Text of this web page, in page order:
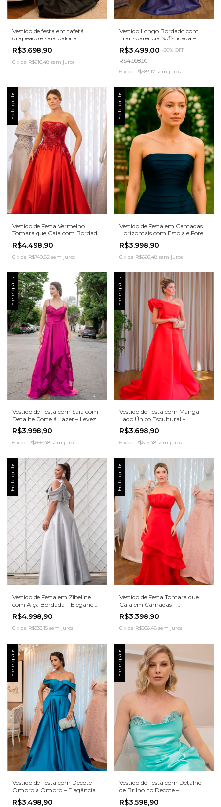
Vestido de festa em tafetá
drapeado e saia balone
R$3.698,90
6 x de R$616,48 sem juros
Vestido Longo Bordado com
Transparência Sofisticada –
Modernidade com Elegância
R$3.499,00 -30% OFF
R$4.998,90
6 x de R$583,17 sem juros
Frete grátis
Vestido de Festa Vermelho
Tomara que Caia com Bordado
á mão – Elegância com
Impacto
R$4.498,90
6 x de R$749,82 sem juros
Frete grátis
Vestido de Festa em Camadas
Horizontais com Estola e Fores
Removíveis – Elegância
Atemporal com Design
Contemporâneo
R$3.998,90
6 x de R$666,48 sem juros
Frete grátis
Vestido de Festa com Saia com
Detalhe Corte á Lazer – Leveza
e Movimento com Toque
Moderno
R$3.998,90
6 x de R$666,48 sem juros
Frete grátis
Vestido de Festa com Manga
Lado Único Escultural –
Imponência Moderna com
Elegância Atemporal
R$3.698,90
6 x de R$616,48 sem juros
Frete grátis
Vestido de Festa em Zibeline
com Alça Bordada – Elegância
Escultural com Detalhes
Luxuosos
R$4.998,90
6 x de R$833,15 sem juros
Frete grátis
Vestido de Festa Tomara que
Caia em Camadas –
Sofisticação Atemporal com
Toque Fashion
R$3.398,90
6 x de R$566,48 sem juros
Frete grátis
Vestido de Festa com Decote
Ombro a Ombro – Elegância
Clássica com Impacto Moderno
R$3.498,90
Frete grátis
Vestido de Festa com Detalhe
de Brilho no Decote –
Delicadeza e Sofisticação
R$3.598,90